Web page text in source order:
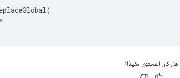
هل كان المحتوى مفيدًا؟